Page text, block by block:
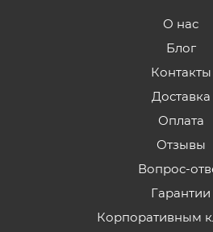
О нас
Блог
Контакты
Доставка
Оплата
Отзывы
Вопрос-
Гарантии
Корпоративным